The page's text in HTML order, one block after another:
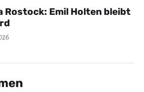
Rostock: Emil Holten bleibt